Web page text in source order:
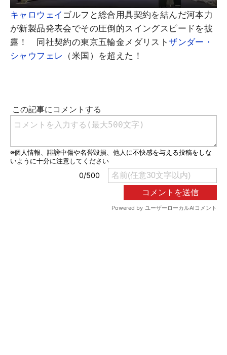
キャロウェイ ゴルフと総合用具契約を結んだ河本力
が新製品発表会でその圧倒的スイングスピードを披
露！ 同社契約の東京五輪金メダリストザンダー・
シャウフェレ
（米国）を超えた！